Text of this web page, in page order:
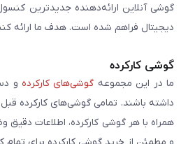
گوشی آنلاین ارائه‌دهنده جدیدترین
دیجیتال فراهم شده است. هدف ما ارائه
گوشی کارکرده
ما در این مجموعه گوشی‌های کارکرده و
داشته باشند. تمامی گوشی‌های کارکرده
همراه با هر گوشی کارکرده، اطلاعات دقیق